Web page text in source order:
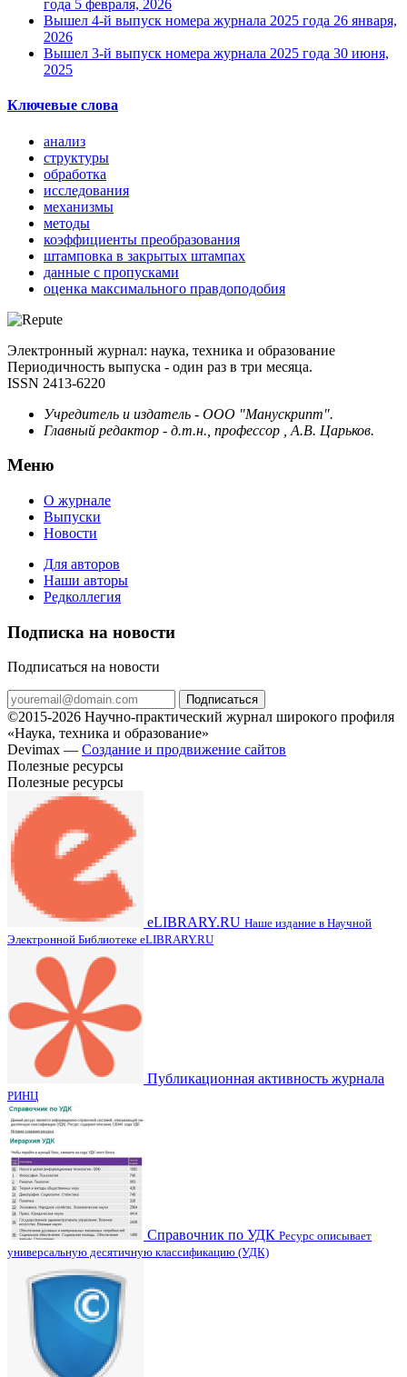
года 5 февраля, 2026
Вышел 4-й выпуск номера журнала 2025 года 26 января,
2026
Вышел 3-й выпуск номера журнала 2025 года 30 июня,
2025
Ключевые слова
анализ
структуры
обработка
исследования
механизмы
методы
коэффициенты преобразования
штамповка в закрытых штампах
данные с пропусками
оценка максимального правдоподобия
Электронный журнал: наука, техника и образование
Периодичность выпуска - один раз в три месяца.
ISSN 2413-6220
Учредитель и издатель - ООО "Манускрипт".
Главный редактор - д.т.н., профессор , А.В. Царьков.
Меню
О журнале
Выпуски
Новости
Для авторов
Наши авторы
Редколлегия
Подписка на новости
Подписаться на новости
Подписаться
©2015-2026 Научно-практический журнал широкого профиля
«Наука, техника и образование»
Devimax — Создание и продвижение сайтов
Полезные ресурсы
Полезные ресурсы
eLIBRARY.RU Наше издание в Научной
Электронной Библиотеке eLIBRARY.RU
Публикационная активность журнала
РИНЦ
Справочник по УДК Ресурс описывает
универсальную десятичную классификацию (УДК)